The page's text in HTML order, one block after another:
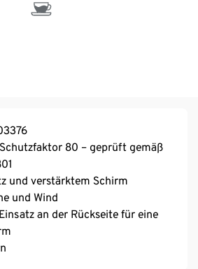
80 – geprüft gemäß
und verstärktem Schirm
und Wind
an der Rückseite für eine